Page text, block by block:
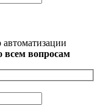
всем вопросам